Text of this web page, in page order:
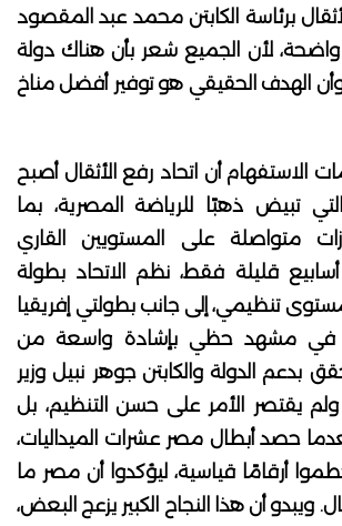
برئاسة الكابتن محمد عبد المقصود
واضحة، لأن الجميع شعر بأن هناك دولة
وأن الهدف الحقيقي هو توفير أفضل مناخ
الاستفهام أن اتحاد رفع الأثقال أصبح
تبيض ذهبًا للرياضة المصرية، بما
متواصلة على المستويين القاري
قليلة فقط، نظم الاتحاد بطولة
تنظيمي، إلى جانب بطولتي إفريقيا
في مشهد حظي بإشادة واسعة من
بدعم الدولة والكابتن جوهر نبيل وزير
ولم يقتصر الأمر على حسن التنظيم، بل
بعدما حصد أبطال مصر عشرات الميداليات،
أرقامًا قياسية، ليؤكدوا أن مصر ما
ويبدو أن هذا النجاح الكبير يزعج البعض،